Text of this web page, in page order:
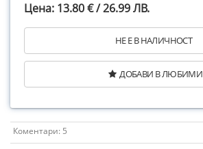
Цена: 13.80 € / 26.99 ЛВ.
НЕ Е В НАЛИЧНОСТ
ДОБАВИ В ЛЮБИМИ
Коментари: 5